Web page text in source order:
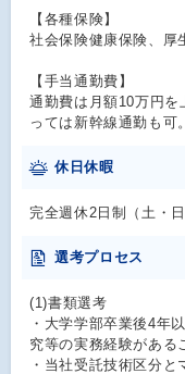
【各種保険】
社会保険健康保険、厚
【手当通勤費】
通勤費は月額10万円を
っては新幹線通勤も可。
休日休暇
完全週休2日制（土・
選考プロセス
(1)書類選考
・大学学部卒業後4年
究等の実務経験がある
・当社受託技術区分